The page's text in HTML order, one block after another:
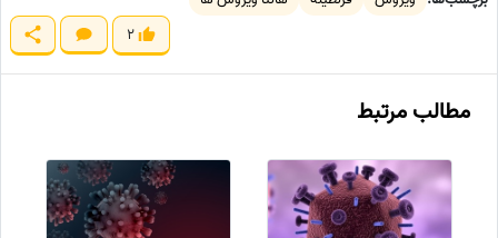
2
مطالب مرتبط